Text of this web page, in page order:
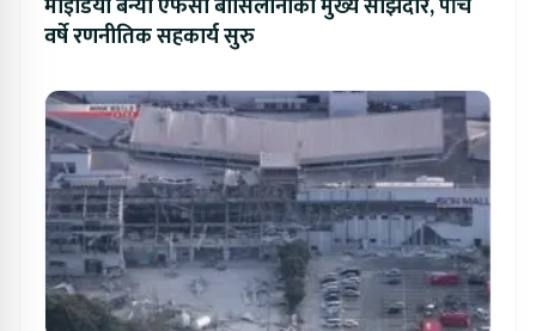
वर्षे रणनीतिक सहकार्य सुरु